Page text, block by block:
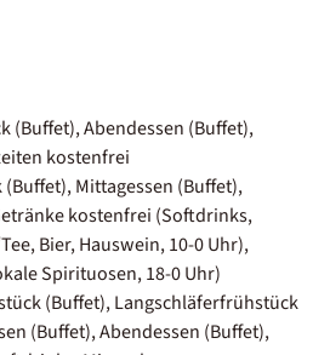
(Buffet), Abendessen (Buffet),
kostenfrei
Mittagessen (Buffet),
kostenfrei (Softdrinks,
Bier, Hauswein, 10-0 Uhr),
Spirituosen, 18-0 Uhr)
(Buffet), Langschläferfrühstück
(Buffet), Abendessen (Buffet),